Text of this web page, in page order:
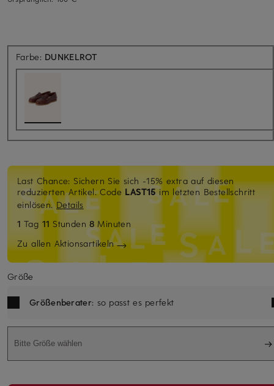
Farbe: DUNKELROT
Last Chance: Sichern Sie sich -15% extra auf diesen
reduzierten Artikel. Code LAST15im letzten Bestellschritt
einlösen.Details
1 Tag 11 Stunden8 Minuten
Zu allen Aktionsartikeln
Größe
Größenberater: so passt es perfekt
Bitte Größe wählen